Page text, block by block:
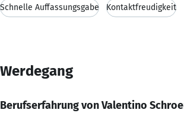
Schnelle Auffassungsgabe Kontaktfreudigkeit
Werdegang
Berufserfahrung von Valentino